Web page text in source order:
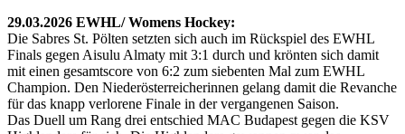
29.03.2026 EWHL/ Womens Hockey:
Die Sabres St. Pölten setzten sich auch im Rückspiel des EWHL
Finals gegen Aisulu Almaty mit 3:1 durch und krönten sich damit
mit einen gesamtscore von 6:2 zum siebenten Mal zum EWHL
Champion. Den Niederösterreicherinnen gelang damit die Revanche
für das knapp verlorene Finale in der vergangenen Saison.
Das Duell um Rang drei entschied MAC Budapest gegen die KSV